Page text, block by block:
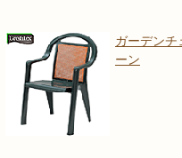
ガーデン
ーン